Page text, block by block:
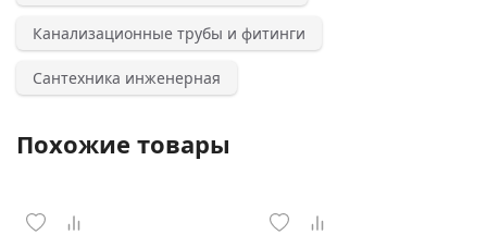
Канализационные трубы и фитинги
Сантехника инженерная
Похожие товары